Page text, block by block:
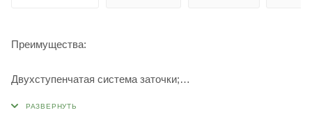
Преимущества:
Двухступенчатая система заточки;